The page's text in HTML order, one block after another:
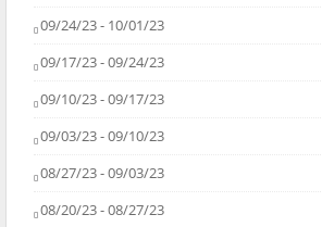
09/24/23 - 10/01/23
09/17/23 - 09/24/23
09/10/23 - 09/17/23
09/03/23 - 09/10/23
08/27/23 - 09/03/23
08/20/23 - 08/27/23